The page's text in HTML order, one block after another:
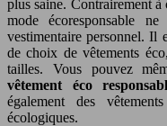
plus saine. Contrairement à
mode écoresponsable
vestimentaire personnel. Il
de choix de vêtements
tailles. Vous pouvez
vêtement éco
également des
écologiques.